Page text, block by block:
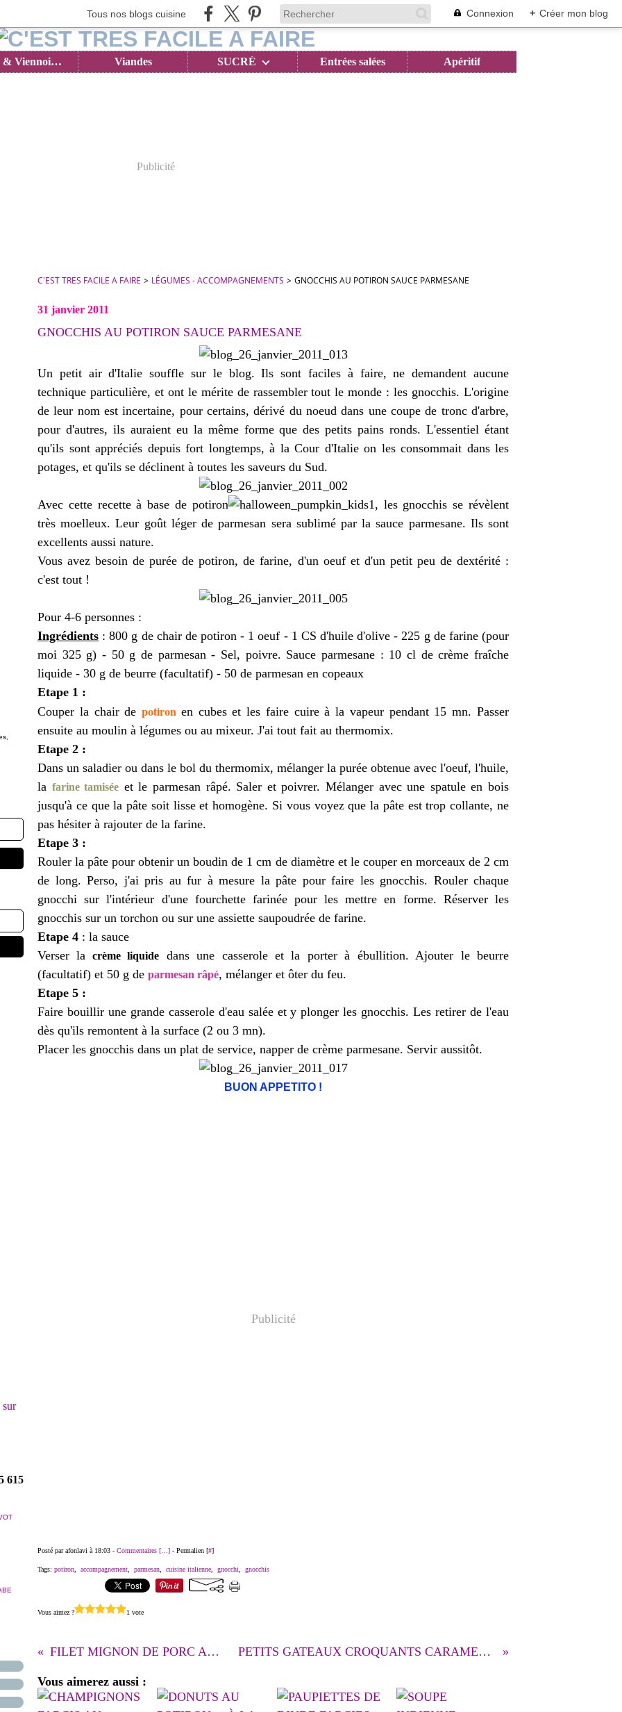
Tous nos blogs cuisine Connexion + Créer mon blog
Brioches & Viennoiseries Viandes SUCRÉ Entrées salées Apéritif
Publicité
sur
615
C'EST TRES FACILE A FAIRE > LÉGUMES - ACCOMPAGNEMENTS > GNOCCHIS AU POTIRON SAUCE PARMESANE
31 janvier 2011
GNOCCHIS AU POTIRON SAUCE PARMESANE
Un petit air d'Italie souffle sur le blog. Ils sont faciles à faire, ne demandent aucune
technique particulière, et ont le mérite de rassembler tout le monde : les gnocchis. L'origine
de leur nom est incertaine, pour certains, dérivé du noeud dans une coupe de tronc d'arbre,
pour d'autres, ils auraient eu la même forme que des petits pains ronds. L'essentiel étant
qu'ils sont appréciés depuis fort longtemps, à la Cour d'Italie on les consommait dans les
potages, et qu'ils se déclinent à toutes les saveurs du Sud.
Avec cette recette à base de potiron
, les gnocchis se révèlent
très moelleux. Leur goût léger de parmesan sera sublimé par la sauce parmesane. Ils sont
excellents aussi nature.
Vous avez besoin de purée de potiron, de farine, d'un oeuf et d'un petit peu de dextérité :
c'est tout !
Pour 4-6 personnes :
Ingrédients : 800 g de chair de potiron - 1 oeuf - 1 CS d'huile d'olive - 225 g de farine (pour
moi 325 g) - 50 g de parmesan - Sel, poivre. Sauce parmesane : 10 cl de crème fraîche
liquide - 30 g de beurre (facultatif) - 50 de parmesan en copeaux
Etape 1 :
Couper la chair depotiron en cubes et les faire cuire à la vapeur pendant 15 mn. Passer
ensuite au moulin à légumes ou au mixeur. J'ai tout fait au thermomix.
Etape 2 :
Dans un saladier ou dans le bol du thermomix, mélanger la purée obtenue avec l'oeuf, l'huile,
la farine tamisée et le parmesan râpé. Saler et poivrer. Mélanger avec une spatule en bois
jusqu'à ce que la pâte soit lisse et homogène. Si vous voyez que la pâte est trop collante, ne
pas hésiter à rajouter de la farine.
Etape 3 :
Rouler la pâte pour obtenir un boudin de 1 cm de diamètre et le couper en morceaux de 2 cm
de long. Perso, j'ai pris au fur à mesure la pâte pour faire les gnocchis. Rouler chaque
gnocchi sur l'intérieur d'une fourchette farinée pour les mettre en forme. Réserver les
gnocchis sur un torchon ou sur une assiette saupoudrée de farine.
Etape 4 : la sauce
Verser la crème liquide
dans une casserole et la porter à ébullition. Ajouter le beurre
(facultatif) et 50 g de parmesan râpé, mélanger et ôter du feu.
Etape 5 :
Faire bouillir une grande casserole d'eau salée et y plonger les gnocchis. Les retirer de l'eau
dès qu'ils remontent à la surface (2 ou 3 mn).
Placer les gnocchis dans un plat de service, napper de crème parmesane. Servir aussitôt.
BUON APPETITO !
Publicité
Posté par afonlavi à 18:03 - Commentaires [ ] - Permalien [#]
Tags: potiron accompagnement parmesan cuisine italienne gnocchi gnocchis
Vous aimez ? 1 vote
FILET MIGNON DE PORC AUX POIRES PETITS GATEAUX CROQUANTS CARAMEL GINGEMBRE
Vous aimerez aussi :